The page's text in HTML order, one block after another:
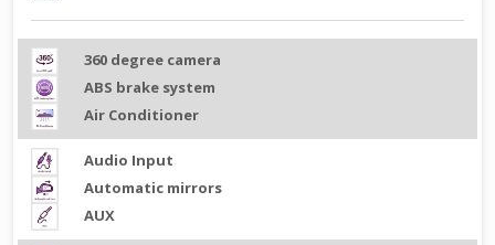
360 degree camera
ABS brake system
Air Conditioner
Audio Input
Automatic mirrors
AUX